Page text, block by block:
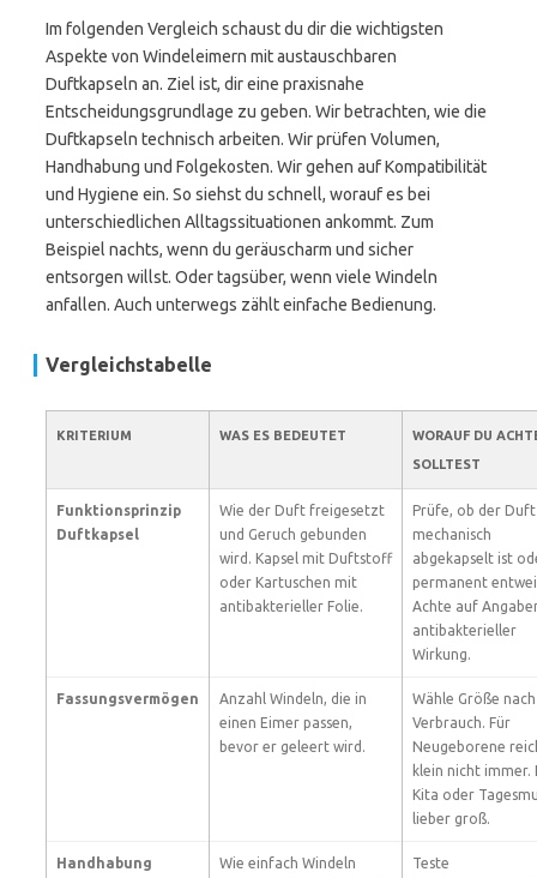
Im folgenden Vergleich schaust du dir die wichtigsten
Aspekte von Windeleimern mit austauschbaren
Duftkapseln an. Ziel ist, dir eine praxisnahe
Entscheidungsgrundlage zu geben. Wir betrachten, wie die
Duftkapseln technisch arbeiten. Wir prüfen Volumen,
Handhabung und Folgekosten. Wir gehen auf Kompatibilität
und Hygiene ein. So siehst du schnell, worauf es bei
unterschiedlichen Alltagssituationen ankommt. Zum
Beispiel nachts, wenn du geräuscharm und sicher
entsorgen willst. Oder tagsüber, wenn viele Windeln
anfallen. Auch unterwegs zählt einfache Bedienung.
Vergleichstabelle
KRITERIUM WAS ES BEDEUTET
WORAUF DU
SOLLTEST
Funktionsprinzip
Duftkapsel
Wie der Duft freigesetzt
und Geruch gebunden
wird. Kapsel mit Duftstoff
oder Kartuschen mit
antibakterieller Folie.
Prüfe, ob der Duft
mechanisch
abgekapselt ist
permanent
Achte auf
antibakterieller
Wirkung.
Fassungsvermögen
Anzahl Windeln, die in
einen Eimer passen,
bevor er geleert wird.
Wähle Größe nach
Verbrauch. Für
Neugeborene
klein nicht immer.
Kita oder
lieber groß.
Handhabung
Wie einfach Windeln
Teste